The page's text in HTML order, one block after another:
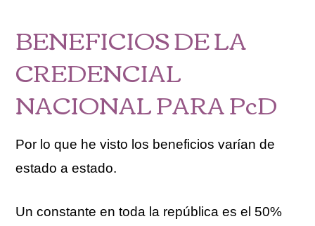
BENEFICIOS DE LA
CREDENCIAL
NACIONAL PARA PcD
Por lo que he visto los beneficios varían de
estado a estado.
Un constante en toda la república es el 50%